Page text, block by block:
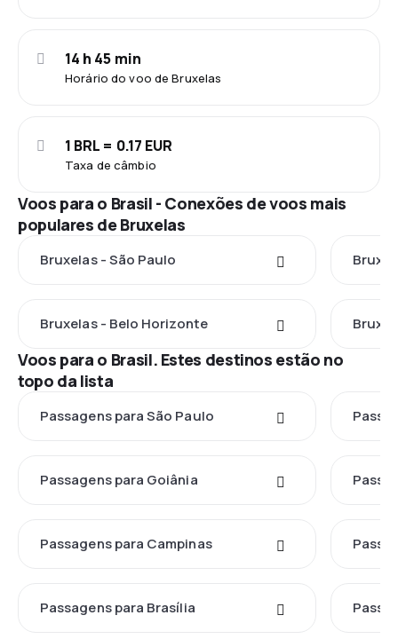
Horário do voo de Bruxelas
14 h 45 min
Taxa de câmbio
1 BRL = 0.17 EUR
Voos para o Brasil - Conexões de voos mais
populares de Bruxelas
Bruxelas - São Paulo
Bruxelas - Belo Horizonte
Voos para o Brasil. Estes destinos estão no
topo da lista
Passagens para São Paulo
Passagens para Goiânia
Passagens para Campinas
Passagens para Brasília